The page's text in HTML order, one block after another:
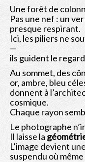
Une forêt de
Pas une nef : un
presque respirant.
Ici, les piliers ne
—
ils guident le
Au sommet, des
or, ambre, bleu
donnent à
cosmique.
Chaque rayon
Le photographe
Il laisse la
L’image devient
suspendu où